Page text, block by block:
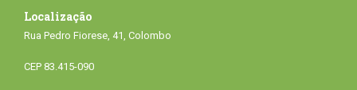
Localização
Rua Pedro Fiorese, 41, Colombo
CEP 83.415-090